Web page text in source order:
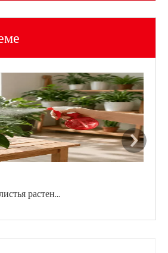
Как опрыскивать листья растений, не создавая больших влажных пятен